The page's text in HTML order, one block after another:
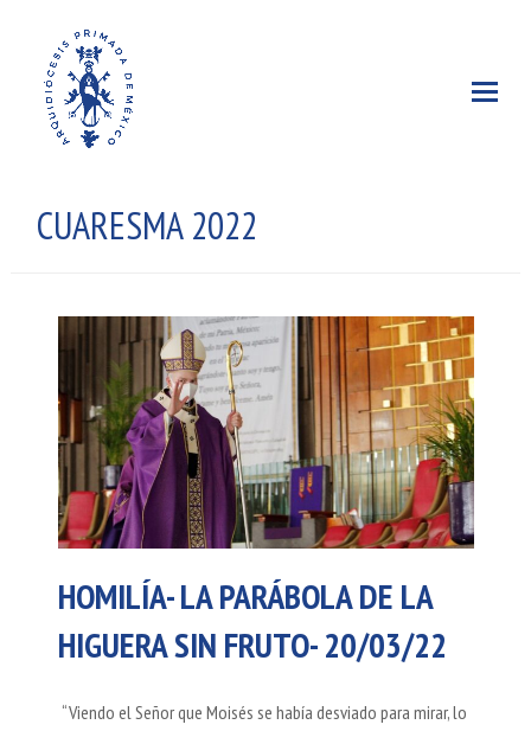
CUARESMA 2022
HOMILÍA- LA PARÁBOLA DE LA
HIGUERA SIN FRUTO- 20/03/22
“Viendo el Señor que Moisés se había desviado para mirar, lo